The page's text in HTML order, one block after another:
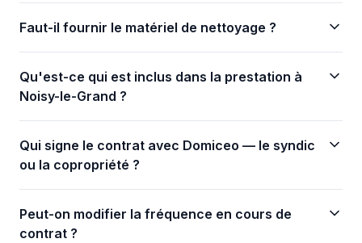
Faut-il fournir le matériel de nettoyage ?
Qu'est-ce qui est inclus dans la prestation à
Noisy-le-Grand ?
Qui signe le contrat avec Domiceo — le syndic
ou la copropriété ?
Peut-on modifier la fréquence en cours de
contrat ?